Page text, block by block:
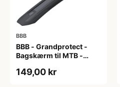
BBB
BBB - Grandprotect -
Bagskærm til MTB -
149,00 kr